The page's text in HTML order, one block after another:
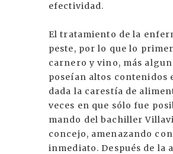
efectividad.
El tratamiento de la
peste, por lo que lo
carnero y vino, más
poseían altos contenidos
dada la carestía de
veces en que sólo fue
mando del bachiller
concejo, amenazando
inmediato. Después de la